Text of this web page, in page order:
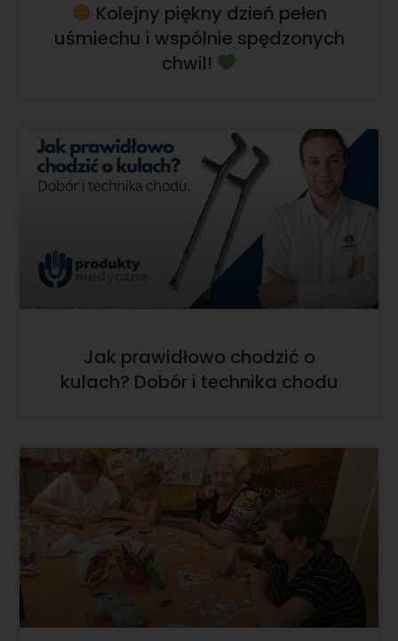
Kolejny piękny dzień pełen
uśmiechu i wspólnie spędzonych
chwil!
Jak prawidłowo chodzić o
kulach? Dobór i technika chodu